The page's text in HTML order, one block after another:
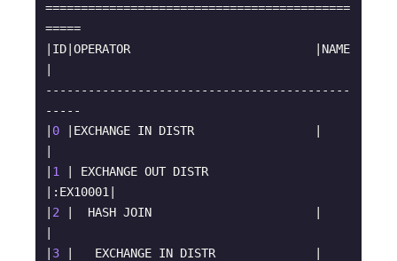
===========================================
=====
|ID|OPERATOR                          |NAME
-------------------------------------------
-----
0 |EXCHANGE IN DISTR                 |
1
| EXCHANGE OUT DISTR
|:EX10001|
2 |  HASH JOIN                       |
3 |   EXCHANGE IN DISTR              |